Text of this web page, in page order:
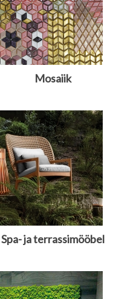
Mosaiik
Spa- ja terrassimööbel